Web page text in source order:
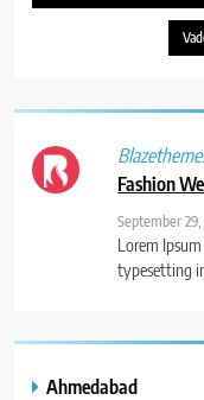
Fashion
September 29,
Lorem
typesetting
Ahmedabad